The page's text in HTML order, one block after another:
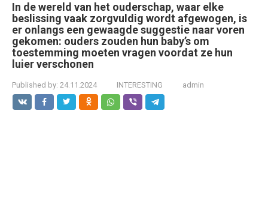
In de wereld van het ouderschap, waar elke
beslissing vaak zorgvuldig wordt afgewogen, is
er onlangs een gewaagde suggestie naar voren
gekomen: ouders zouden hun baby’s om
toestemming moeten vragen voordat ze hun
luier verschonen
Published by: 24.11.2024 INTERESTING admin